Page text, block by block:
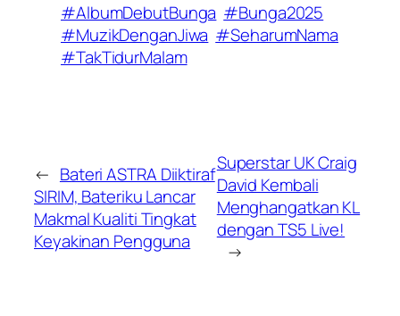
#AlbumDebutBunga #Bunga2025
#MuzikDenganJiwa #SeharumNama
#TakTidurMalam
← Bateri ASTRA Diiktiraf
SIRIM, Bateriku Lancar
Makmal Kualiti Tingkat
Keyakinan Pengguna
Superstar UK Craig
David Kembali
Menghangatkan KL
dengan TS5 Live!
→